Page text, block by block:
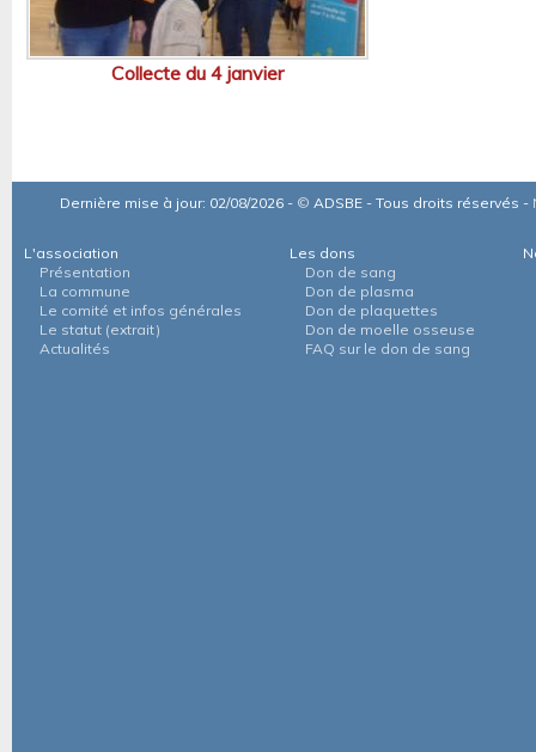
Collecte du 4 janvier
Dernière mise à jour: 02/08/2026 - © ADSBE - Tous droits réservés -
L'association
Présentation
La commune
Le comité et infos générales
Le statut (extrait)
Actualités
Les dons
Don de sang
Don de plasma
Don de plaquettes
Don de moelle osseuse
FAQ sur le don de sang